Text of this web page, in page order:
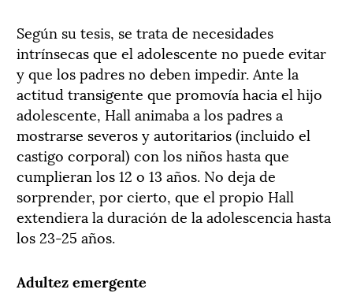
Según su tesis, se trata de necesidades
intrínsecas que el adolescente no puede evitar
y que los padres no deben impedir. Ante la
actitud transigente que promovía hacia el hijo
adolescente, Hall animaba a los padres a
mostrarse severos y autoritarios (incluido el
castigo corporal) con los niños hasta que
cumplieran los 12 o 13 años. No deja de
sorprender, por cierto, que el propio Hall
extendiera la duración de la adolescencia hasta
los 23-25 años.
Adultez emergente